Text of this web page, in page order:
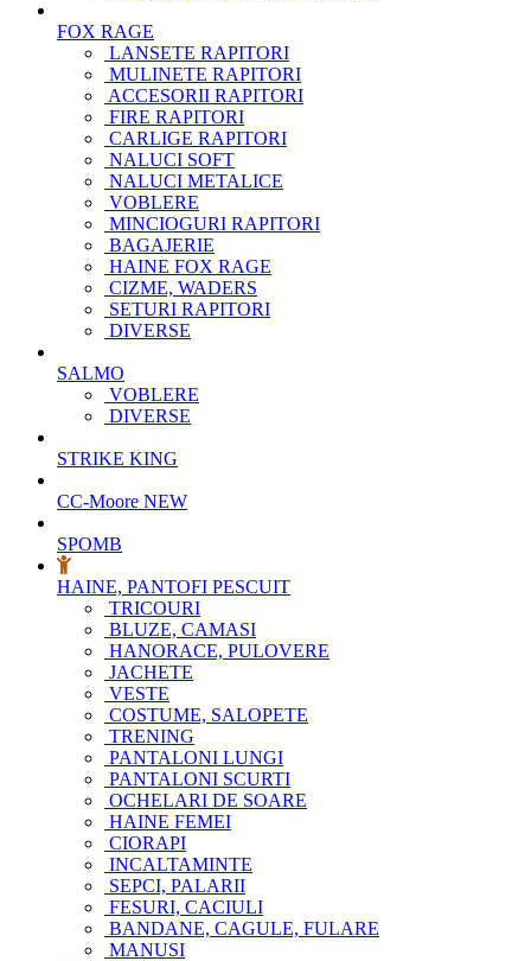
FOX RAGE
LANSETE RAPITORI
MULINETE RAPITORI
ACCESORII RAPITORI
FIRE RAPITORI
CARLIGE RAPITORI
NALUCI SOFT
NALUCI METALICE
VOBLERE
MINCIOGURI RAPITORI
BAGAJERIE
HAINE FOX RAGE
CIZME, WADERS
SETURI RAPITORI
DIVERSE
SALMO
VOBLERE
DIVERSE
STRIKE KING
CC-Moore NEW
SPOMB
HAINE, PANTOFI PESCUIT
TRICOURI
BLUZE, CAMASI
HANORACE, PULOVERE
JACHETE
VESTE
COSTUME, SALOPETE
TRENING
PANTALONI LUNGI
PANTALONI SCURTI
OCHELARI DE SOARE
HAINE FEMEI
CIORAPI
INCALTAMINTE
SEPCI, PALARII
FESURI, CACIULI
BANDANE, CAGULE, FULARE
MANUSI